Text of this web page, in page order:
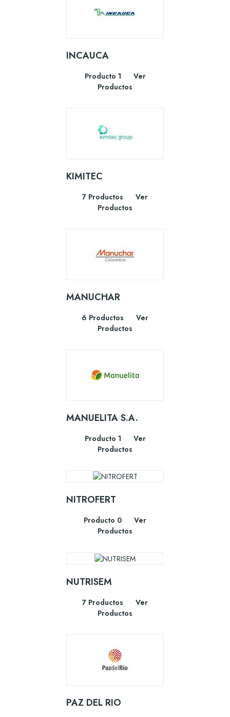
INCAUCA
Producto 1
Ver
Productos
KIMITEC
7 Productos
Ver
Productos
MANUCHAR
6 Productos
Ver
Productos
MANUELITA S.A.
Producto 1
Ver
Productos
NITROFERT
Producto 0
Ver
Productos
NUTRISEM
7 Productos
Ver
Productos
PAZ DEL RIO